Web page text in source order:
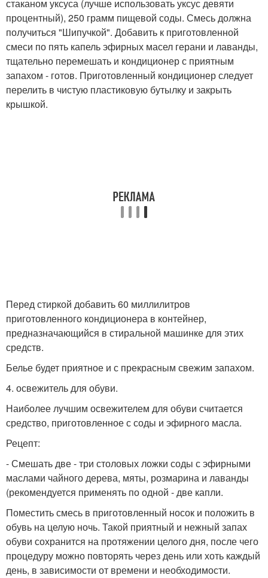
стаканом уксуса (лучше использовать уксус девяти
процентный), 250 грамм пищевой соды. Смесь должна
получиться "Шипучкой". Добавить к приготовленной
смеси по пять капель эфирных масел герани и лаванды,
тщательно перемешать и кондиционер с приятным
запахом - готов. Приготовленный кондиционер следует
перелить в чистую пластиковую бутылку и закрыть
крышкой.
Перед стиркой добавить 60 миллилитров
приготовленного кондиционера в контейнер,
предназначающийся в стиральной машинке для этих
средств.
Белье будет приятное и с прекрасным свежим запахом.
4. освежитель для обуви.
Наиболее лучшим освежителем для обуви считается
средство, приготовленное с соды и эфирного масла.
Рецепт:
- Смешать две - три столовых ложки соды с эфирными
маслами чайного дерева, мяты, розмарина и лаванды
(рекомендуется применять по одной - две капли.
Поместить смесь в приготовленный носок и положить в
обувь на целую ночь. Такой приятный и нежный запах
обуви сохранится на протяжении целого дня, после чего
процедуру можно повторять через день или хоть каждый
день, в зависимости от времени и необходимости.